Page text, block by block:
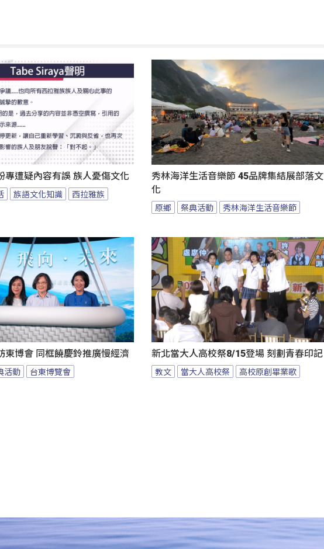
專遭疑內容有誤 族人憂傷文化
族語文化知識 西拉雅族
秀林海洋生活音樂節 45品牌集結展部落文
化
原鄉 祭典活動 秀林海洋生活音樂節
東博會 同框饒慶鈴推廣慢經濟
活動 台東博覽會
新北當大人高校祭8/15登場 刻劃青春印記
教文 當大人高校祭 高校原創畢業歌